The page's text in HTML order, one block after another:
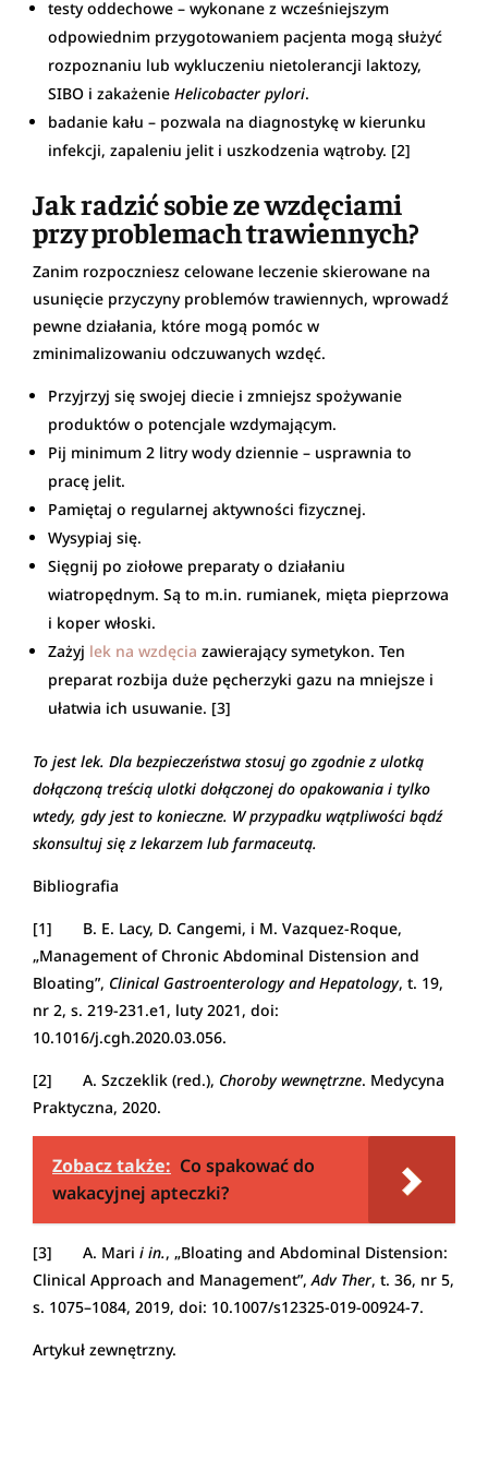
testy oddechowe – wykonane z wcześniejszym
odpowiednim przygotowaniem pacjenta mogą służyć
rozpoznaniu lub wykluczeniu nietolerancji laktozy,
SIBO i zakażenie Helicobacter pylori.
badanie kału – pozwala na diagnostykę w kierunku
infekcji, zapaleniu jelit i uszkodzenia wątroby. [2]
Jak radzić sobie ze wzdęciami
przy problemach trawiennych?
Zanim rozpoczniesz celowane leczenie skierowane na
usunięcie przyczyny problemów trawiennych, wprowadź
pewne działania, które mogą pomóc w
zminimalizowaniu odczuwanych wzdęć.
Przyjrzyj się swojej diecie i zmniejsz spożywanie
produktów o potencjale wzdymającym.
Pij minimum 2 litry wody dziennie – usprawnia to
pracę jelit.
Pamiętaj o regularnej aktywności fizycznej.
Wysypiaj się.
Sięgnij po ziołowe preparaty o działaniu
wiatropędnym. Są to m.in. rumianek, mięta pieprzowa
i koper włoski.
Zażyj lek na wzdęcia zawierający symetykon. Ten
preparat rozbija duże pęcherzyki gazu na mniejsze i
ułatwia ich usuwanie. [3]
To jest lek. Dla bezpieczeństwa stosuj go zgodnie z ulotką
dołączoną treścią ulotki dołączonej do opakowania i tylko
wtedy, gdy jest to konieczne. W przypadku wątpliwości bądź
skonsultuj się z lekarzem lub farmaceutą.
Bibliografia
[1] B. E. Lacy, D. Cangemi, i M. Vazquez-Roque,
„Management of Chronic Abdominal Distension and
Bloating”, Clinical Gastroenterology and Hepatology, t. 19,
nr 2, s. 219-231.e1, luty 2021, doi:
10.1016/j.cgh.2020.03.056.
[2] A. Szczeklik (red.), Choroby wewnętrzne. Medycyna
Praktyczna, 2020.
Zobacz także: Co spakować do
wakacyjnej apteczki?
[3] A. Mari i in., „Bloating and Abdominal Distension:
Clinical Approach and Management”,Adv Ther, t. 36, nr 5,
s. 1075–1084, 2019, doi: 10.1007/s12325-019-00924-7.
Artykuł zewnętrzny.